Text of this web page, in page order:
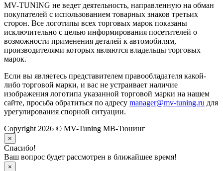
MV-TUNING не ведет деятельность, направленную на обман
покупателей с использованием товарных знаков третьих
сторон. Все логотипы всех торговых марок показаны
исключительно с целью информирования посетителей о
возможности применения деталей к автомобилям,
производителями которых являются владельцы торговых
марок.
Если вы являетесь представителем правообладателя какой-
либо торговой марки, и вас не устраивает наличие
изображения логотипа указанной торговой марки на нашем
сайте, просьба обратиться по адресу manager@mv-tuning.ru для
урегулирования спорной ситуации.
Copyright 2026 © MV-Tuning МВ-Тюнинг
×
Спасибо!
Ваш вопрос будет рассмотрен в ближайшее время!
×